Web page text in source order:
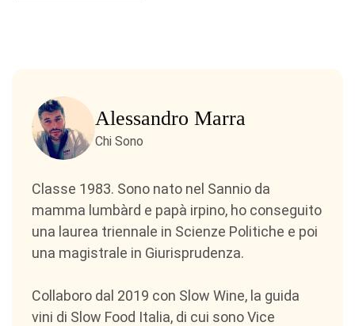
Alessandro Marra
Chi Sono
Classe 1983. Sono nato nel Sannio da
mamma lumbàrd e papà irpino, ho conseguito
una laurea triennale in Scienze Politiche e poi
una magistrale in Giurisprudenza.
Collaboro dal 2019 con Slow Wine, la guida
vini di Slow Food Italia, di cui sono Vice